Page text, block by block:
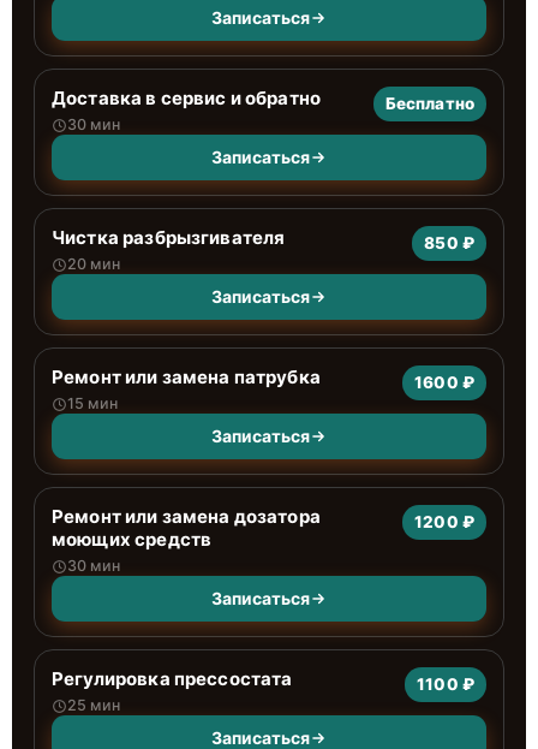
Записаться
Доставка в сервис и обратно
30 мин
Бесплатно
Записаться
Чистка разбрызгивателя
20 мин
850 ₽
Записаться
Ремонт или замена патрубка
15 мин
1600 ₽
Записаться
Ремонт или замена дозатора
моющих средств
30 мин
1200 ₽
Записаться
Регулировка прессостата
25 мин
1100 ₽
Записаться